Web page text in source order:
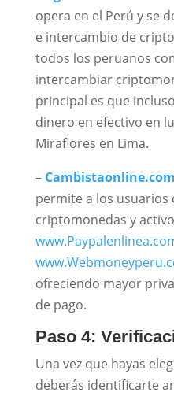
opera en el Perú y se
e intercambio de
todos los peruanos
intercambiar
principal es que
dinero en efectivo en
Miraflores en Lima.
– Cambistaonline.com
permite a los
criptomonedas y
ofreciendo mayor
de pago.
Paso 4:
Una vez que hayas
deberás identificarte